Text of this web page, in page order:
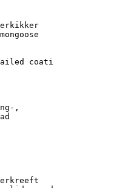
coati
,